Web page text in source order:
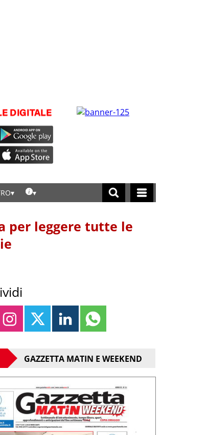
per leggere tutte le
GAZZETTA MATIN E WEEKEND